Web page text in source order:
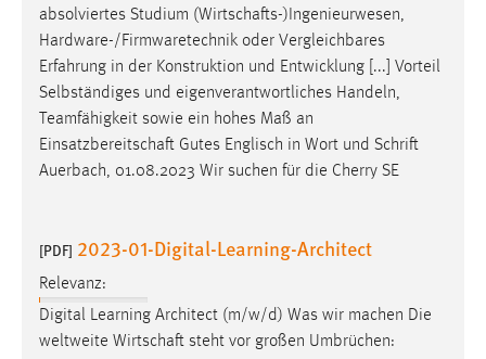
absolviertes Studium (Wirtschafts-)Ingenieurwesen,
Hardware-/Firmwaretechnik oder Vergleichbares
Erfahrung in der Konstruktion und Entwicklung [...] Vorteil
Selbständiges und eigenverantwortliches Handeln,
Teamfähigkeit sowie ein hohes Maß an
Einsatzbereitschaft Gutes Englisch in Wort und Schrift
Auerbach, 01.08.2023 Wir suchen für die Cherry SE
[PDF] 2023-01-Digital-Learning-Architect
Relevanz:
Digital Learning Architect (m/w/d) Was wir machen Die
weltweite Wirtschaft steht vor großen Umbrüchen:
Facebook Pixel
Name:
_fbp
Anbieter:
Facebook
Cookie Laufzeit:
3 Monate